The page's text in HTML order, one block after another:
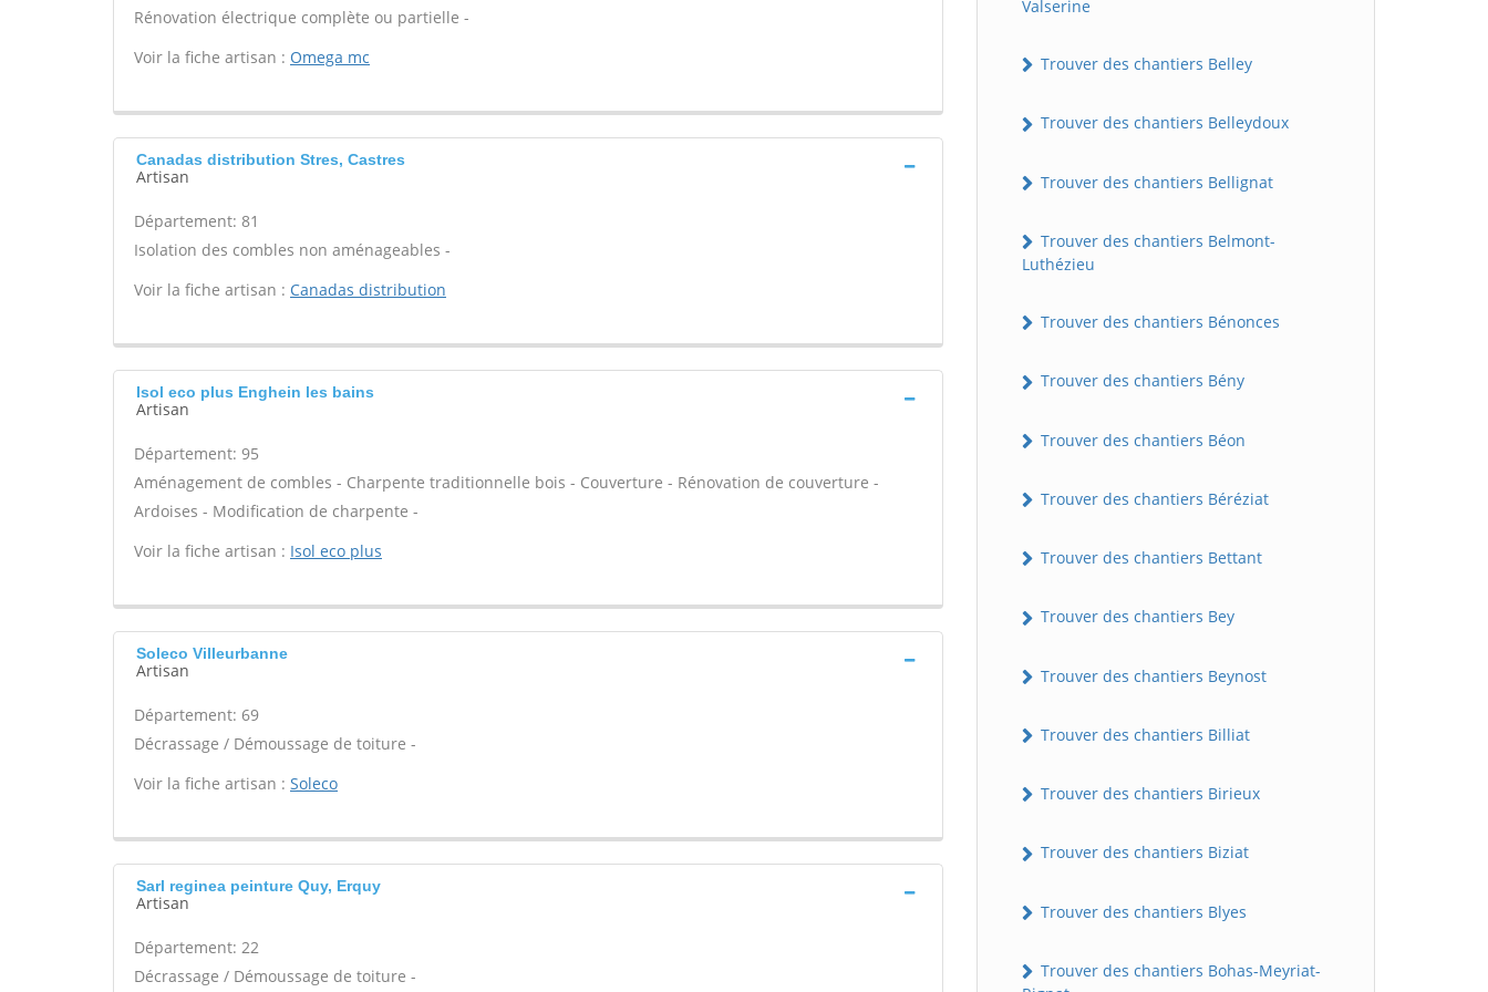
Rénovation électrique complète ou partielle -
Voir la fiche artisan : Omega mc
Canadas distribution Stres, Castres
Artisan
Département: 81
Isolation des combles non aménageables -
Voir la fiche artisan : Canadas distribution
Isol eco plus Enghein les bains
Artisan
Département: 95
Aménagement de combles - Charpente traditionnelle bois - Couverture - Rénovation de couverture -
Ardoises - Modification de charpente -
Voir la fiche artisan : Isol eco plus
Soleco Villeurbanne
Artisan
Département: 69
Décrassage / Démoussage de toiture -
Voir la fiche artisan : Soleco
Sarl reginea peinture Quy, Erquy
Artisan
Département: 22
Décrassage / Démoussage de toiture -
Valserine
Trouver des chantiers Belley
Trouver des chantiers Belleydoux
Trouver des chantiers Bellignat
Trouver des chantiers Belmont-
Luthézieu
Trouver des chantiers Bénonces
Trouver des chantiers Bény
Trouver des chantiers Béon
Trouver des chantiers Béréziat
Trouver des chantiers Bettant
Trouver des chantiers Bey
Trouver des chantiers Beynost
Trouver des chantiers Billiat
Trouver des chantiers Birieux
Trouver des chantiers Biziat
Trouver des chantiers Blyes
Trouver des chantiers Bohas-Meyriat-